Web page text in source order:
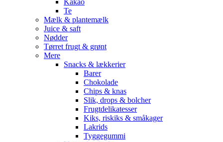
Kakao
Te
Mælk & plantemælk
Juice & saft
Nødder
Tørret frugt & grønt
Mere
Snacks & lækkerier
Barer
Chokolade
Chips & knas
Slik, drops & bolcher
Frugtdelikatesser
Kiks, riskiks & småkager
Lakrids
Tyggegummi